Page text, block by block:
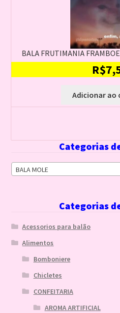
BALA FRUTIMANIA
R$
Adicionar ao
Categorias
BALA MOLE
Categorias
Acessorios para balão
Alimentos
Bomboniere
Chicletes
CONFEITARIA
AROMA ARTIFICIAL